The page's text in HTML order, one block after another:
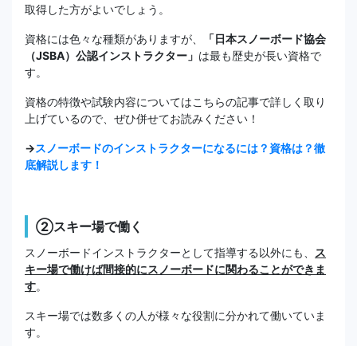
取得した方がよいでしょう。
資格には色々な種類がありますが、
「日本スノーボード協会
（JSBA）公認インストラクター」 は最も歴史が長い資格で
す。
資格の特徴や試験内容についてはこちらの記事で詳しく取り
上げているので、ぜひ併せてお読みください！
→スノーボードのインストラクターになるには？資格は？徹
底解説します！
②スキー場で働く
スノーボードインストラクターとして指導する以外にも、
ス
キー場で働けば間接的にスノーボードに関わることができま
す。
スキー場では数多くの人が様々な役割に分かれて働いていま
す。